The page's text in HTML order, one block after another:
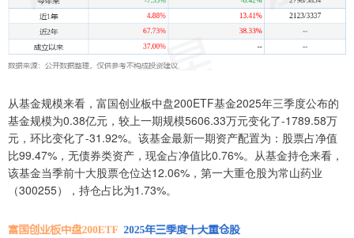
从基金规模来看，富国创业板中盘200ETF基金2025年三季度公布的
基金规模为0.38亿元，较上一期规模5606.33万元变化了-1789.58万
元，环比变化了-31.92%。该基金最新一期资产配置为：股票占净值
比99.47%，无债券类资产，现金占净值比0.76%。从基金持仓来看，
该基金当季前十大股票仓位达12.06%，第一大重仓股为常山药业
（300255），持仓占比为1.73%。